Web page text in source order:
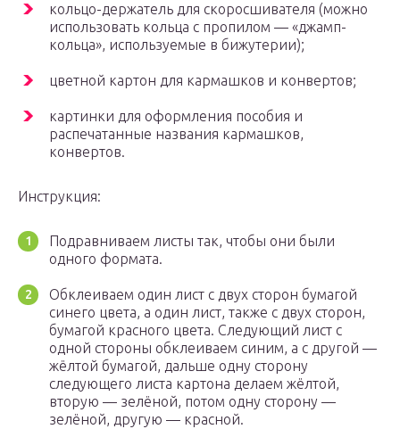
кольцо-держатель для скоросшивателя (можно
использовать кольца с пропилом — «джамп-
кольца», используемые в бижутерии);
цветной картон для кармашков и конвертов;
картинки для оформления пособия и
распечатанные названия кармашков,
конвертов.
Инструкция:
Подравниваем листы так, чтобы они были
одного формата.
Обклеиваем один лист с двух сторон бумагой
синего цвета, а один лист, также с двух сторон,
бумагой красного цвета. Следующий лист с
одной стороны обклеиваем синим, а с другой —
жёлтой бумагой, дальше одну сторону
следующего листа картона делаем жёлтой,
вторую — зелёной, потом одну сторону —
зелёной, другую — красной.